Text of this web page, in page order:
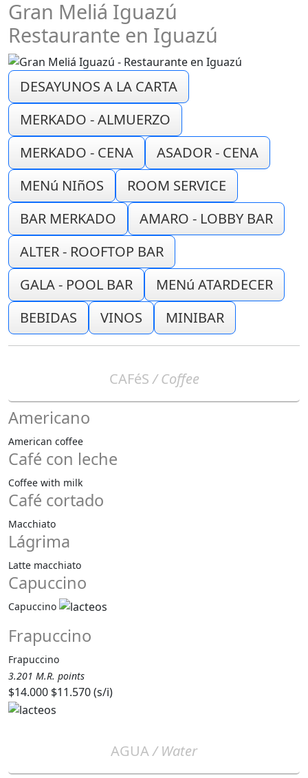
Gran Meliá Iguazú
Restaurante en Iguazú
DESAYUNOS A LA CARTA
MERKADO - ALMUERZO
MERKADO - CENA
ASADOR - CENA
MENú NIñOS
ROOM SERVICE
BAR MERKADO
AMARO - LOBBY BAR
ALTER - ROOFTOP BAR
GALA - POOL BAR
MENú ATARDECER
BEBIDAS
VINOS MINIBAR
CAFéS/ Coffee
Americano
American coffee
Café con leche
Coffee with milk
Café cortado
Macchiato
Lágrima
Latte macchiato
Capuccino
Capuccino
Frapuccino
Frapuccino
3.201 M.R. points
$14.000 $11.570 (s/i)
AGUA/ Water